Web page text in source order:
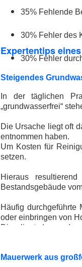
Expertentips
35% Fehlende
30% Fehler des
30% Fehler
Steigendes
In der täglichen
„grundwasserfrei“
Die Ursache liegt oft
entnommen haben.
Um Kosten für
setzen.
Hieraus
Bestandsgebäude
Häufig
oder einbringen von
Dies liegt daran,
Mauerwerk aus